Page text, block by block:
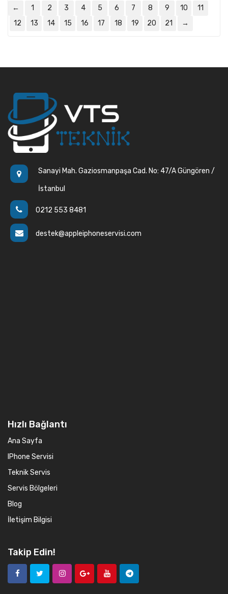
← 1 2 3 4 5 6 7 8 9 10
11
12
13 14 15 16 17 18 19 20 21 →
Sanayi Mah. Gaziosmanpaşa Cad. No: 47/A Güngören /
İstanbul
0212 553 8481
destek@appleiphoneservisi.com
Hızlı Bağlantı
Ana Sayfa
IPhone Servisi
Teknik Servis
Servis Bölgeleri
Blog
İletişim Bilgisi
Takip Edin!